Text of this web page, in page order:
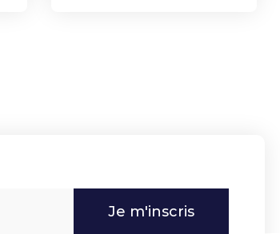
Je m'inscris